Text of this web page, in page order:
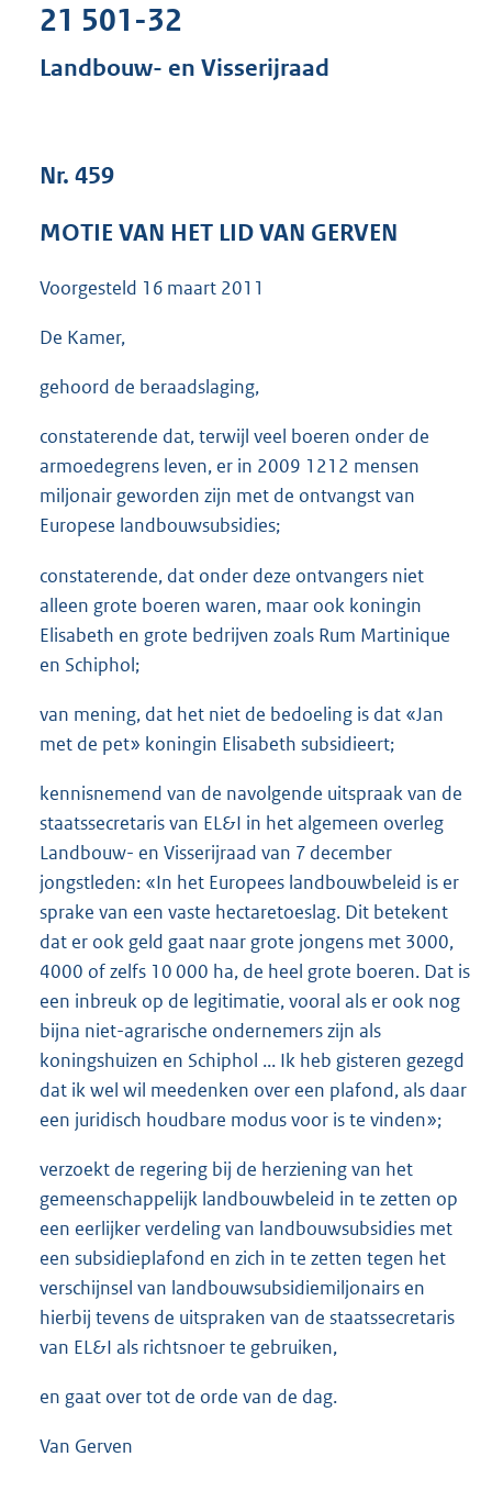
s
e
21 501-32
Landbouw- en Visserijraad
Nr. 459
MOTIE VAN HET LID VAN GERVEN
Voorgesteld 16 maart 2011
De Kamer,
gehoord de beraadslaging,
constaterende dat, terwijl veel boeren onder de
armoedegrens leven, er in 2009 1212 mensen
miljonair geworden zijn met de ontvangst van
Europese landbouwsubsidies;
constaterende, dat onder deze ontvangers niet
alleen grote boeren waren, maar ook koningin
Elisabeth en grote bedrijven zoals Rum Martinique
en Schiphol;
van mening, dat het niet de bedoeling is dat «Jan
met de pet» koningin Elisabeth subsidieert;
kennisnemend van de navolgende uitspraak van de
staatssecretaris van EL&I in het algemeen overleg
Landbouw- en Visserijraad van 7 december
jongstleden: «In het Europees landbouwbeleid is er
sprake van een vaste hectaretoeslag. Dit betekent
dat er ook geld gaat naar grote jongens met 3000,
4000 of zelfs 10 000 ha, de heel grote boeren. Dat is
een inbreuk op de legitimatie, vooral als er ook nog
bijna niet-agrarische ondernemers zijn als
koningshuizen en Schiphol ... Ik heb gisteren gezegd
dat ik wel wil meedenken over een plafond, als daar
een juridisch houdbare modus voor is te vinden»;
verzoekt de regering bij de herziening van het
gemeenschappelijk landbouwbeleid in te zetten op
een eerlijker verdeling van landbouwsubsidies met
een subsidieplafond en zich in te zetten tegen het
verschijnsel van landbouwsubsidiemiljonairs en
hierbij tevens de uitspraken van de staatssecretaris
van EL&I als richtsnoer te gebruiken,
en gaat over tot de orde van de dag.
Van Gerven